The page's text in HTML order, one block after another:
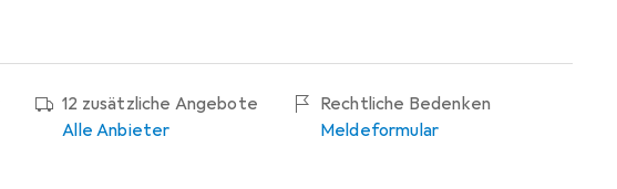
12 zusätzliche Angebote
Alle Anbieter
Rechtliche Bedenken
Meldeformular